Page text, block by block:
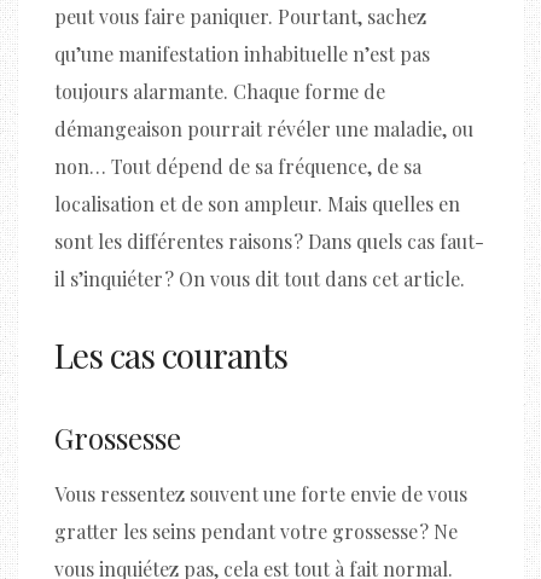
peut vous faire paniquer. Pourtant, sachez
qu’une manifestation inhabituelle n’est pas
toujours alarmante. Chaque forme de
démangeaison pourrait révéler une maladie, ou
non… Tout dépend de sa fréquence, de sa
localisation et de son ampleur. Mais quelles en
sont les différentes raisons ? Dans quels cas faut-
il s’inquiéter ? On vous dit tout dans cet article.
Les cas courants
Grossesse
Vous ressentez souvent une forte envie de vous
gratter les seins pendant votre grossesse ? Ne
vous inquiétez pas, cela est tout à fait normal.